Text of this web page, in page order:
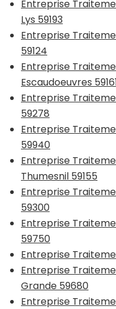
Entreprise
Lys 59193
Entreprise
59124
Entreprise
Escaudoeuvres
Entreprise
59278
Entreprise
59940
Entreprise
Thumesnil 59155
Entreprise
59300
Entreprise
59750
Entreprise
Entreprise
Grande 59680
Entreprise